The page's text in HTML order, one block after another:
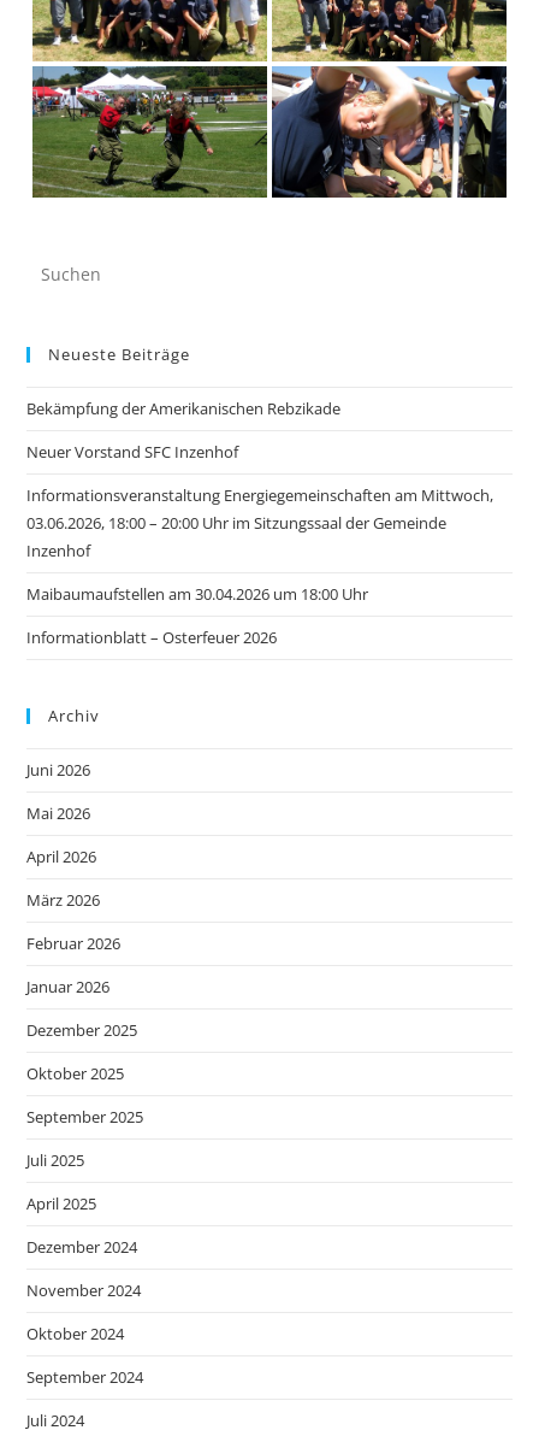
Neueste Beiträge
Bekämpfung der Amerikanischen Rebzikade
Neuer Vorstand SFC Inzenhof
Informationsveranstaltung Energiegemeinschaften am Mittwoch,
03.06.2026, 18:00 – 20:00 Uhr im Sitzungssaal der Gemeinde
Inzenhof
Maibaumaufstellen am 30.04.2026 um 18:00 Uhr
Informationblatt – Osterfeuer 2026
Archiv
Juni 2026
Mai 2026
April 2026
März 2026
Februar 2026
Januar 2026
Dezember 2025
Oktober 2025
September 2025
Juli 2025
April 2025
Dezember 2024
November 2024
Oktober 2024
September 2024
Juli 2024